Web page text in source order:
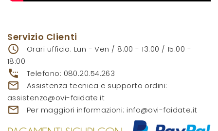
Servizio Clienti
access_time
Orari ufficio: Lun - Ven / 8:00 - 13:00 / 15:00 -
18:00
settings_phone Telefono: 080.20.54.263
mail_outline
Assistenza tecnica e supporto ordini:
assistenza@ovi-faidate.it
mail_outline Per maggiori informazioni:info@ovi-faidate.it